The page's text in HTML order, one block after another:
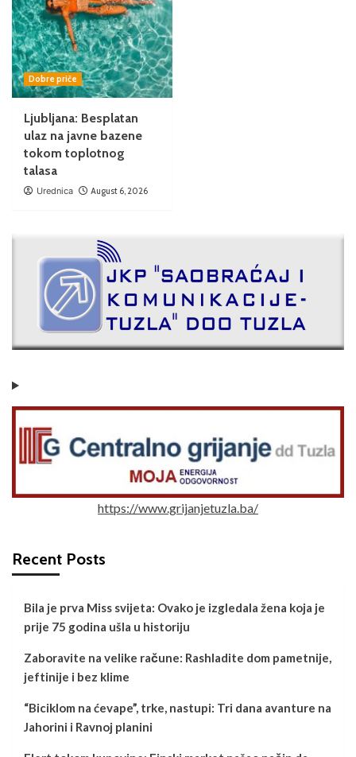
Dobre priče
Ljubljana: Besplatan
ulaz na javne bazene
tokom toplotnog
talasa
Urednica August 6, 2026
https://www.grijanjetuzla.ba/
Recent Posts
Bila je prva Miss svijeta: Ovako je izgledala žena koja je
prije 75 godina ušla u historiju
Zaboravite na velike račune: Rashladite dom pametnije,
jeftinije i bez klime
“Biciklom na ćevape”, trke, nastupi: Tri dana avanture na
Jahorini i Ravnoj planini